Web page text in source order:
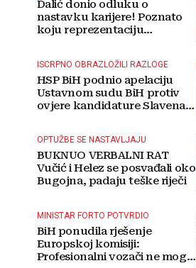
Dalić donio odluku o
nastavku karijere! Poznato
koju reprezentaciju
ISCRPNO OBRAZLOŽILI RAZLOGE
HSP BiH podnio apelaciju
Ustavnom sudu BiH protiv
ovjere kandidature Slavena
OPTUŽBE SE NASTAVLJAJU
BUKNUO VERBALNI RAT
Vučić i Helez se posvađali oko
Bugojna, padaju teške riječi
MINISTAR FORTO POTVRDIO
BiH ponudila rješenje
Europskoj komisiji:
Profesionalni vozači ne mogu